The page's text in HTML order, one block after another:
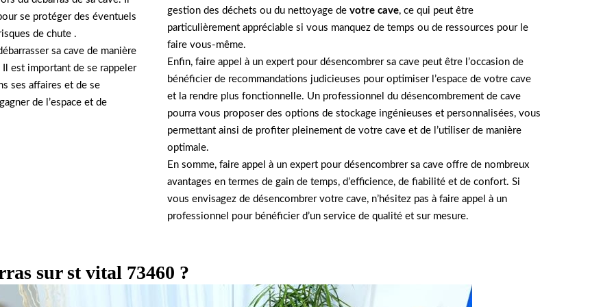
se protéger des éventuels
de chute .
sa cave de manière
est important de se rappeler
ses affaires et de se
de l’espace et de
gestion des déchets ou du nettoyage de votre cave, ce qui peut être
particulièrement appréciable si vous manquez de temps ou de ressources pour le
faire vous-même.
Enfin, faire appel à un expert pour désencombrer sa cave peut être l’occasion de
bénéficier de recommandations judicieuses pour optimiser l’espace de votre cave
et la rendre plus fonctionnelle. Un professionnel du désencombrement de cave
pourra vous proposer des options de stockage ingénieuses et personnalisées, vous
permettant ainsi de profiter pleinement de votre cave et de l’utiliser de manière
optimale.
En somme, faire appel à un expert pour désencombrer sa cave offre de nombreux
avantages en termes de gain de temps, d’efficience, de fiabilité et de confort. Si
vous envisagez de désencombrer votre cave, n’hésitez pas à faire appel à un
professionnel pour bénéficier d’un service de qualité et sur mesure.
sur st vital 73460 ?